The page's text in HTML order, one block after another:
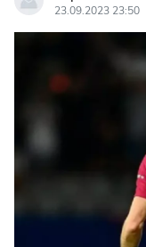
23.09.2023 23:50